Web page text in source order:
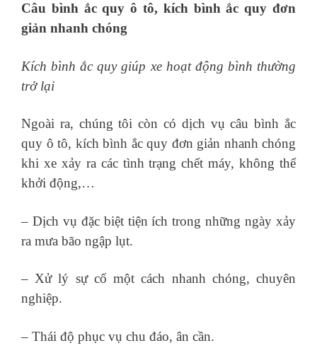
Câu bình ắc quy ô tô, kích bình ắc quy đơn
giản nhanh chóng
Kích bình ắc quy giúp xe hoạt động bình thường
trở lại
Ngoài ra, chúng tôi còn có dịch vụ câu bình ắc
quy ô tô, kích bình ắc quy đơn giản nhanh chóng
khi xe xảy ra các tình trạng chết máy, không thể
khởi động,…
– Dịch vụ đặc biệt tiện ích trong những ngày xảy
ra mưa bão ngập lụt.
– Xử lý sự cố một cách nhanh chóng, chuyên
nghiệp.
– Thái độ phục vụ chu đáo, ân cần.